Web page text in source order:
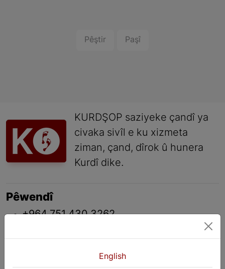
Pêştir Paşî
KURDŞOP saziyeke çandî ya
civaka sivîl e ku xizmeta
ziman, çand, dîrok û hunera
Kurdî dike.
Pêwendî
+964 751 430 3262
English